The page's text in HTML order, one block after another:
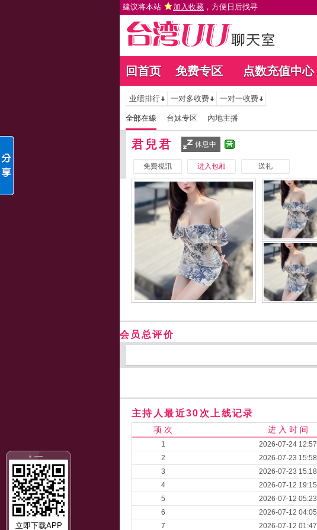
建议将本站 加入收藏 ，方便日后找寻
回首页 免费专区 点数充值中心
立即下载APP
业绩排行 一对多收费 一对一收费
全部在線 台妹专区 內地主播
君兒君 休息中
免費視訊 进入包厢 送礼
会员总评价
主持人最近30次上线记录
项 次 进 入 时 间
1 2026-07-24 12:57
2
2026-07-23 15:58
3
2026-07-23 15:18
4
2026-07-12 19:15
5
2026-07-12 05:23
6
2026-07-12 04:05
7
2026-07-12 01:47